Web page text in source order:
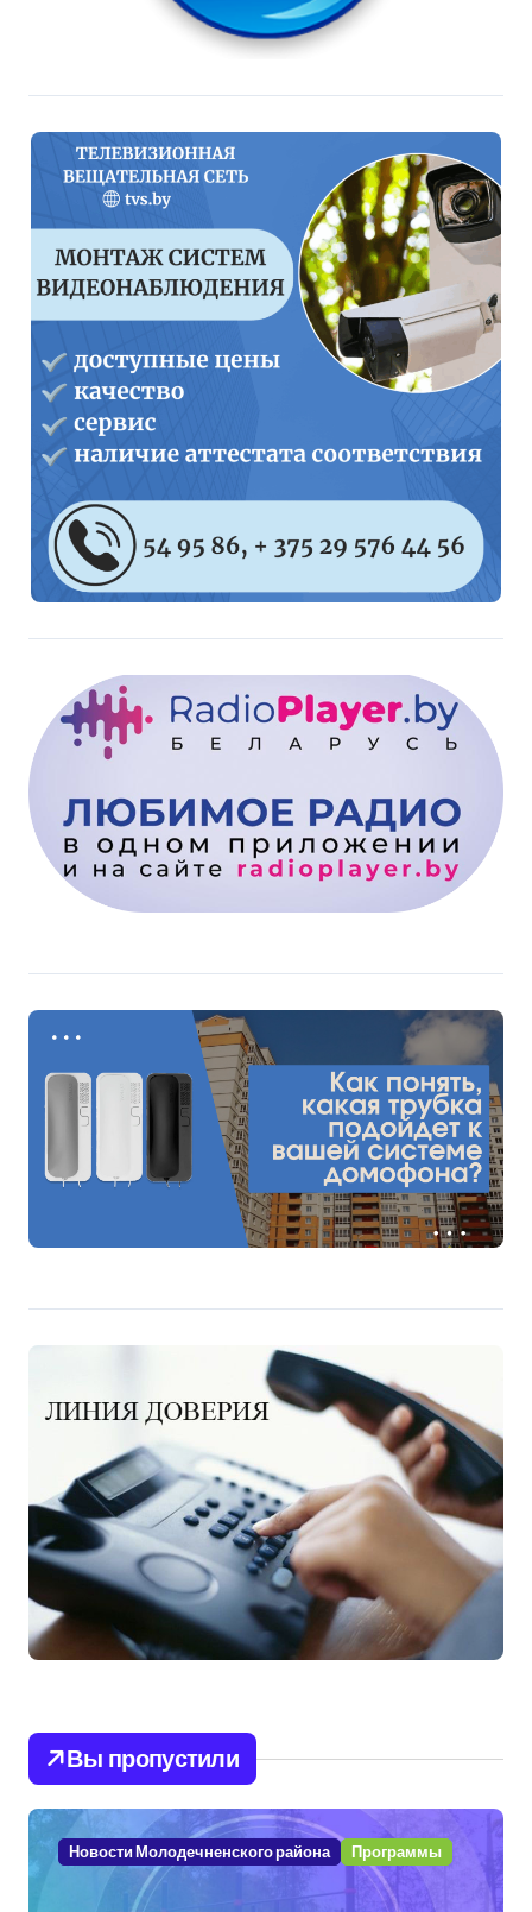
Вы пропустили
Новости Молодечненского района Программы